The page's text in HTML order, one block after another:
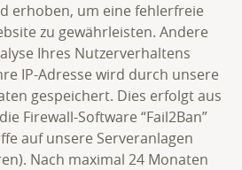
erhoben, um eine fehlerfreie
zu gewährleisten. Andere
Ihres Nutzerverhaltens
IP-Adresse wird durch unsere
gespeichert. Dies erfolgt aus
Firewall-Software “Fail2Ban”
auf unsere Serveranlagen
Nach maximal 24 Monaten